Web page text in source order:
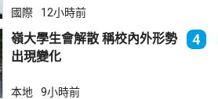
國際 12小時前
嶺大學生會解散 稱校內外形勢
出現變化
4
本地 9小時前